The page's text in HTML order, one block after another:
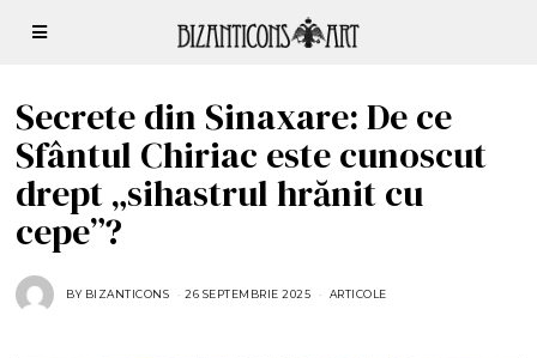
Secrete din Sinaxare: De ce
Sfântul Chiriac este cunoscut
drept „sihastrul hrănit cu
cepe”?
BY BIZANTICONS 26 SEPTEMBRIE 2025 ARTICOLE